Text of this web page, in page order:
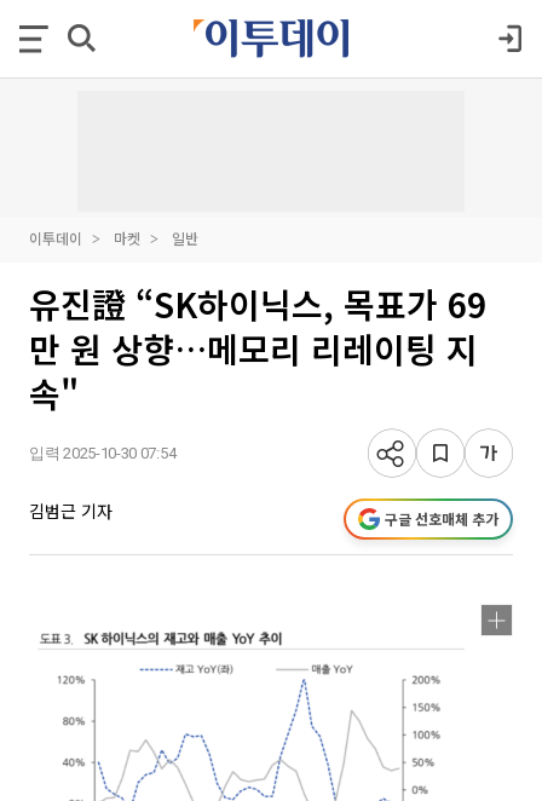
이투데이 마켓 일반
유진證 “SK하이닉스, 목표가 69
만 원 상향…메모리 리레이팅 지
속"
입력 2025-10-30 07:54
김범근 기자 구글 선호매체 추가